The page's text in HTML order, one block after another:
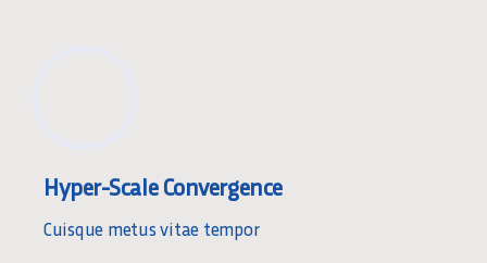
Hyper-Scale Convergence
Cuisque metus vitae tempor